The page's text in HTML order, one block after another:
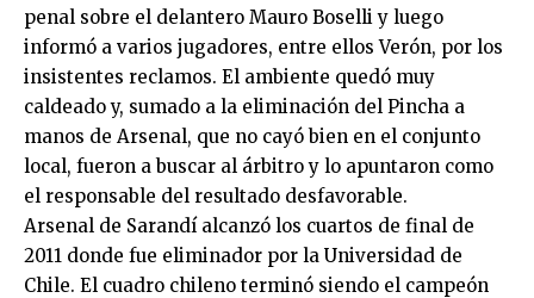
penal sobre el delantero Mauro Boselli y luego
informó a varios jugadores, entre ellos Verón, por los
insistentes reclamos. El ambiente quedó muy
caldeado y, sumado a la eliminación del Pincha a
manos de Arsenal, que no cayó bien en el conjunto
local, fueron a buscar al árbitro y lo apuntaron como
el responsable del resultado desfavorable.
Arsenal de Sarandí alcanzó los cuartos de final de
2011 donde fue eliminador por la Universidad de
Chile. El cuadro chileno terminó siendo el campeón